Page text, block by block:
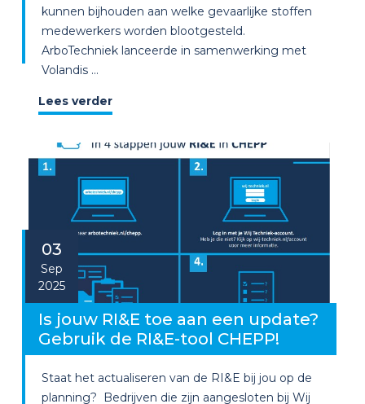
kunnen bijhouden aan welke gevaarlijke stoffen
medewerkers worden blootgesteld.
ArboTechniek lanceerde in samenwerking met
Volandis ...
Lees verder
03
Sep
2025
Is jouw RI&E toe aan een update?
Gebruik de RI&E-tool CHEPP!
Staat het actualiseren van de RI&E bij jou op de
planning? Bedrijven die zijn aangesloten bij Wij